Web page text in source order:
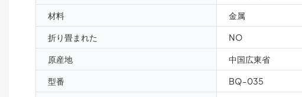
材料 金属
折り畳まれた NO
原産地 中国広東省
型番 BQ-035